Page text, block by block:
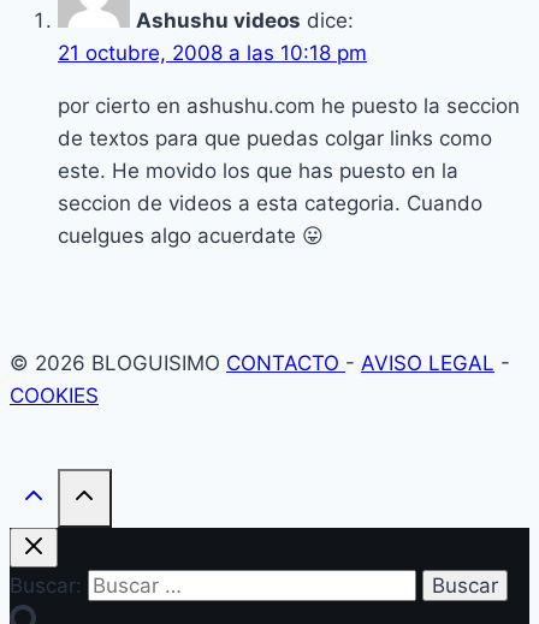
Ashushu videos dice:
21 octubre, 2008 a las 10:18 pm
por cierto en ashushu.com he puesto la seccion
de textos para que puedas colgar links como
este. He movido los que has puesto en la
seccion de videos a esta categoria. Cuando
cuelgues algo acuerdate 😛
© 2026 BLOGUISIMO CONTACTO - AVISO LEGAL -
COOKIES
Buscar: